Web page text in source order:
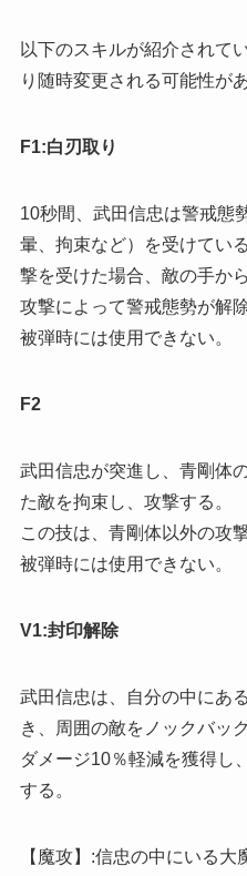
以下のスキルが紹介されて
り随時変更される可能性が
F1:白刃取り
10秒間、武田信忠は警戒態
暈、拘束など）を受けてい
撃を受けた場合、敵の手か
攻撃によって警戒態勢が解
被弾時には使用できない。
F2
武田信忠が突進し、青剛体
た敵を拘束し、攻撃する。
この技は、青剛体以外の攻
被弾時には使用できない。
V1:封印解除
武田信忠は、自分の中にあ
き、周囲の敵をノックバッ
ダメージ10％軽減を獲得し
する。
【魔攻】:信忠の中にいる